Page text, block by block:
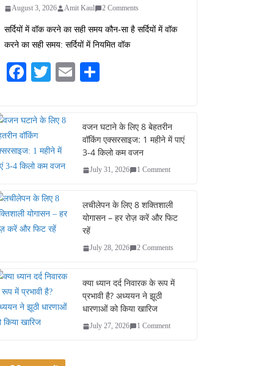
July 30, 2026
खाने के शौकीनों के लिए
व्यंजन
August 6, 2026
August 3, 2026 Amit Kaul 2 Comments
सर्दियों में वॉक करने का सही समय कौन-सा है सर्दियों में वॉक
करने का सही समय: सर्दियों में नियमित वॉक
Fa
bo
ok
T
tte
r
E
वजन घटाने के लिए 8 बेहतरीन
वॉकिंग एक्सरसाइज: 1 महीने में पाएं
3-4 किलो कम वजन
July 31, 2026 1 Comment
लचीलेपन के लिए 8 शक्तिशाली
योगासन – हर रोज़ करें और फिट
रहें
July 28, 2026 2 Comments
क्या ध्यान दर्द निवारक के रूप में
प्रभावी है? अध्ययन ने झूठी
धारणाओं को किया खारिज
July 27, 2026 1 Comment